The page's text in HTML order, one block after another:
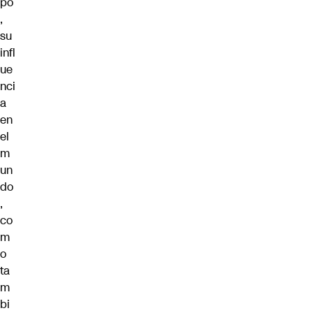
,
su
infl
ue
nci
a
en
el
m
un
do
,
co
m
o
ta
m
bi